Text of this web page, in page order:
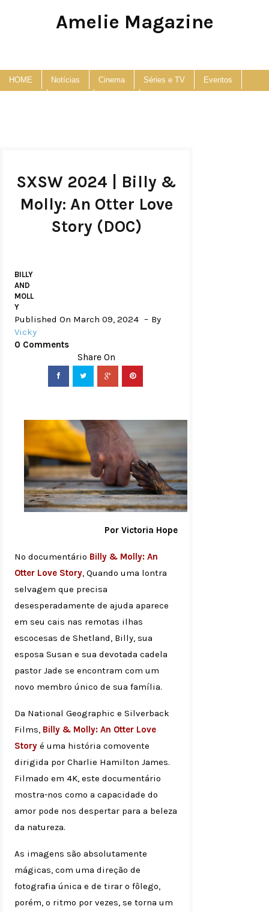
Amelie Magazine
HOME Notícias Cinema Séries e TV Eventos
SXSW 2024 | Billy &
Molly: An Otter Love
Story (DOC)
BILLY
AND
MOLL
Y
Published On March 09, 2024
By
Vicky
0 Comments
Por Victoria Hope
No documentário Billy & Molly: An
Otter Love Story, Quando uma lontra
selvagem que precisa
desesperadamente de ajuda aparece
em seu cais nas remotas ilhas
escocesas de Shetland, Billy, sua
esposa Susan e sua devotada cadela
pastor Jade se encontram com um
novo membro único de sua família.
Da National Geographic e Silverback
Films, Billy & Molly: An Otter Love
Story é uma história comovente
dirigida por Charlie Hamilton James.
Filmado em 4K, este documentário
mostra-nos como a capacidade do
amor pode nos despertar para a beleza
da natureza.
As imagens são absolutamente
mágicas, com uma direção de
fotografia única e de tirar o fôlego,
porém, o ritmo por vezes, se torna um